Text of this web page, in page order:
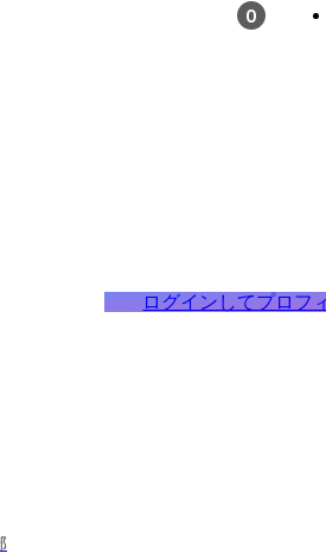
0
ログインしてプロフ